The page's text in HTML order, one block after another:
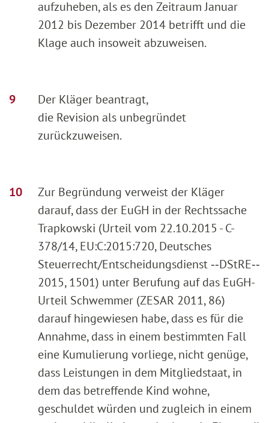
aufzuheben, als es den Zeitraum Januar
2012 bis Dezember 2014 betrifft und die
Klage auch insoweit abzuweisen.
Der Kläger beantragt,
die Revision als unbegründet
zurückzuweisen.
Zur Begründung verweist der Kläger
darauf, dass der EuGH in der Rechtssache
Trapkowski (Urteil vom 22.10.2015 - C-
378/14, EU:C:2015:720, Deutsches
Steuerrecht/Entscheidungsdienst ‑‑DStRE‑‑
2015, 1501) unter Berufung auf das EuGH-
Urteil Schwemmer (ZESAR 2011, 86)
darauf hingewiesen habe, dass es für die
Annahme, dass in einem bestimmten Fall
eine Kumulierung vorliege, nicht genüge,
dass Leistungen in dem Mitgliedstaat, in
dem das betreffende Kind wohne,
geschuldet würden und zugleich in einem